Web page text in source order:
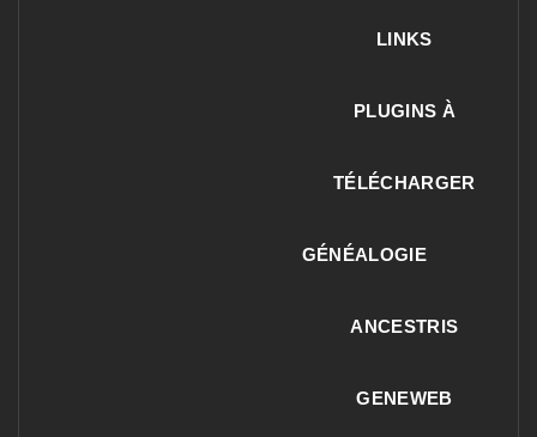
LINKS
PLUGINS À
TÉLÉCHARGER
GÉNÉALOGIE
ANCESTRIS
GENEWEB